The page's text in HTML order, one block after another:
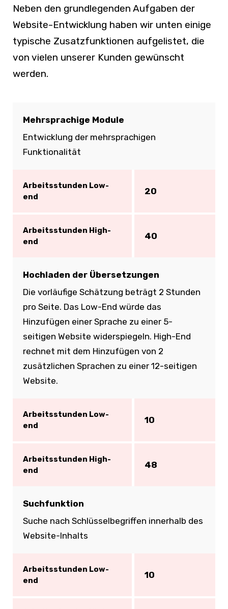
Neben den grundlegenden Aufgaben der
Website-Entwicklung haben wir unten einige
typische Zusatzfunktionen aufgelistet, die
von vielen unserer Kunden gewünscht
werden.
Mehrsprachige Module
Entwicklung der mehrsprachigen
Funktionalität
Arbeitsstunden Low-
end
20
Arbeitsstunden High-
end
40
Hochladen der Übersetzungen
Die vorläufige Schätzung beträgt 2 Stunden
pro Seite. Das Low-End würde das
Hinzufügen einer Sprache zu einer 5-
seitigen Website widerspiegeln. High-End
rechnet mit dem Hinzufügen von 2
zusätzlichen Sprachen zu einer 12-seitigen
Website.
Arbeitsstunden Low-
end
10
Arbeitsstunden High-
end
48
Suchfunktion
Suche nach Schlüsselbegriffen innerhalb des
Website-Inhalts
Arbeitsstunden Low-
end
10